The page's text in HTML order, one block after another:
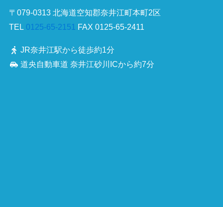
〒079-0313 北海道空知郡奈井江町本町2区
TEL 0125-65-2151 FAX 0125-65-2411
JR奈井江駅から徒歩約1分
道央自動車道 奈井江砂川ICから約7分